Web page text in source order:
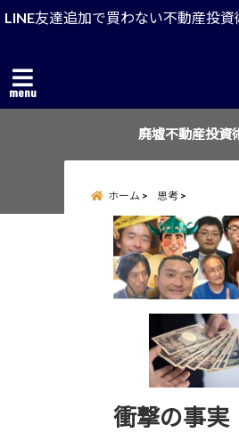
LINE友達追加で買わない不動産投
menu
廃墟不動産投資
ホーム 思考
衝撃の事